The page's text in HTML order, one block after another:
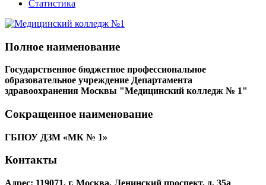
Статистика
Полное наименование
Государственное бюджетное профессиональное
образовательное учреждение Департамента
здравоохранения Москвы "Медицинский колледж № 1"
Сокращенное наименование
ГБПОУ ДЗМ «МК № 1»
Контакты